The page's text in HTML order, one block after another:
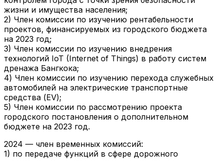
жизни и имущества населения;
2) Член комиссии по изучению рентабельности
проектов, финансируемых из городского бюджета
на 2023 год;
3) Член комиссии по изучению внедрения
технологий IoT (Internet of Things) в работу систем
дренажа Бангкока;
4) Член комиссии по изучению перехода служебных
автомобилей на электрические транспортные
средства (EV);
5) Член комиссии по рассмотрению проекта
городского постановления о дополнительном
бюджете на 2023 год.
2024 — член временных комиссий:
1) по передаче функций в сфере дорожного